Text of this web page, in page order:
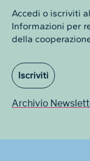
Accedi o iscriviti
Informazioni per
della
Iscriviti
Archivio